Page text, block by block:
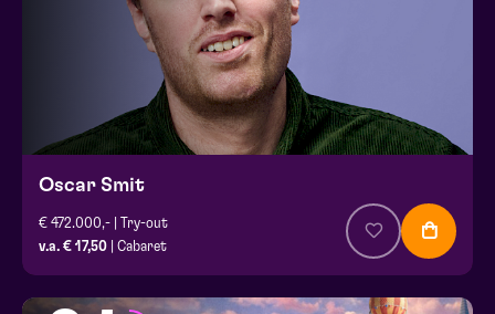
Oscar Smit
€ 472.000,- | Try-out
v.a. € 17,50 | Cabaret